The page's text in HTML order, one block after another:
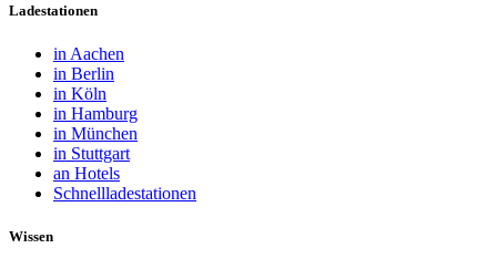
Ladestationen
in Aachen
in Berlin
in Köln
in Hamburg
in München
in Stuttgart
an Hotels
Schnellladestationen
Wissen